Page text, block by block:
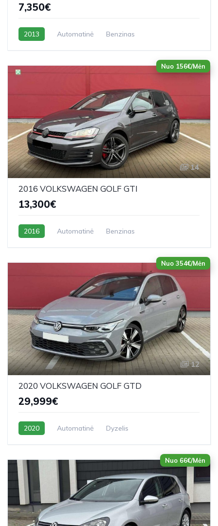
7,350€
2013 Automatinė Benzinas
Nuo 156€/Mėn
14
2016 VOLKSWAGEN GOLF GTI
13,300€
2016 Automatinė Benzinas
Nuo 354€/Mėn
12
2020 VOLKSWAGEN GOLF GTD
29,999€
2020 Automatinė Dyzelis
Nuo 66€/Mėn